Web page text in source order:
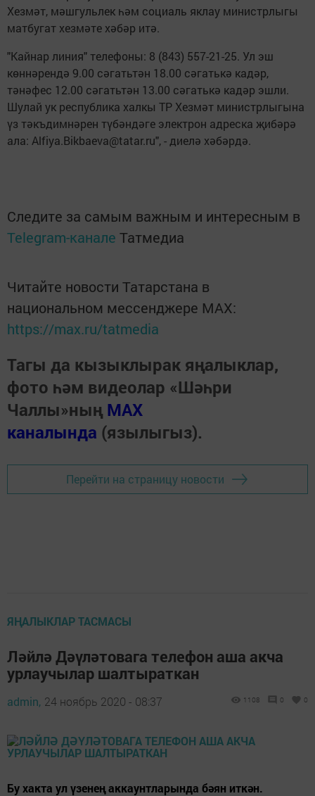
Хезмәт, мәшгульлек һәм социаль яклау министрлыгы
матбугат хезмәте хәбәр итә.
"Кайнар линия" телефоны: 8 (843) 557-21-25. Ул эш
көннәрендә 9.00 сәгатьтән 18.00 сәгатькә кадәр,
тәнәфес 12.00 сәгатьтән 13.00 сәгатькә кадәр эшли.
Шулай ук республика халкы ТР Хезмәт министрлыгына
үз тәкъдимнәрен түбәндәге электрон адреска җибәрә
ала: Alfiya.Bikbaeva@tatar.ru", - диелә хәбәрдә.
Следите за самым важным и интересным в
Telegram-канале Татмедиа
Читайте новости Татарстана в
национальном мессенджере MАХ:
https://max.ru/tatmedia
Тагы да кызыклырак яңалыклар,
фото һәм видеолар «Шәһри
Чаллы»ның MAX
каналында (язылыгыз).
Перейти на страницу новости
ЯҢАЛЫКЛАР ТАСМАСЫ
Ләйлә Дәүләтовага телефон аша акча
урлаучылар шалтыраткан
admin, 24 ноябрь 2020 - 08:37 1108 0 0
Бу хакта ул үзенең аккаунтларында бәян иткән.